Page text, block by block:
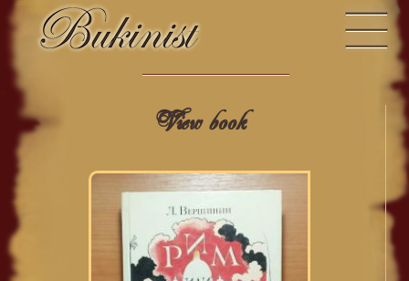
View book